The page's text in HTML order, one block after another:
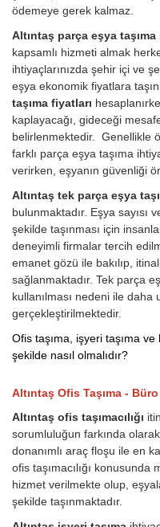
ödemeye gerek kalmaz.
Altıntaş parça eşya
kapsamlı hizmeti almak
ihtiyaçlarınızda şehir içi ve
eşya ekonomik fiyatlara
taşıma fiyatları
kaplayacağı, gideceği
belirlenmektedir. Genellikle
farklı parça eşya taşıma
verirken, eşyanın güvenliği
Altıntaş tek parça eşya
bulunmaktadır. Eşya sayısı
şekilde taşınması için
deneyimli firmalar tercih
emanet gözü ile bakılıp,
sağlanmaktadır. Tek parça
kullanılması nedeni ile
gerçekleştirilmektedir.
Ofis taşıma, işyeri taşıma ve
şekilde nasıl olmalıdır?
Altıntaş Ofis Taşıma -
Altıntaş ofis taşımacılığı
sorumluluğun farkında
donanımlı araç floşu ile en
ofis taşımacılığı
hizmet verilmekte olup,
şekilde taşınmaktadır.